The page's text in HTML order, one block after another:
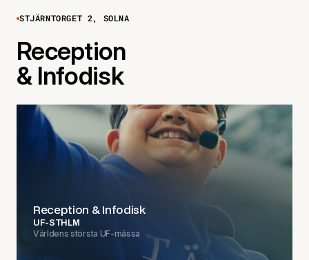
STJÄRNTORGET 2, SOLNA
Reception
& Infodisk
Reception & Infodisk
UF-STHLM
Världens största UF-mässa